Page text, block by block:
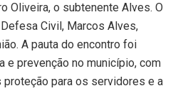
Oliveira, o subtenente Alves. O
Civil, Marcos Alves,
A pauta do encontro foi
e prevenção no município, com
para os servidores e a